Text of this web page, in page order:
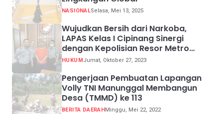
NASIONALSelasa, Mei 13, 2025
Wujudkan Bersih dari Narkoba,
LAPAS Kelas I Cipinang Sinergi
dengan Kepolisian Resor Metro
Jakarta Barat
HUKUMJumat, Oktober 27, 2023
Pengerjaan Pembuatan Lapangan
Volly TNI Manunggal Membangun
Desa (TMMD) ke 113
BERITA DAERAHMinggu, Mei 22, 2022